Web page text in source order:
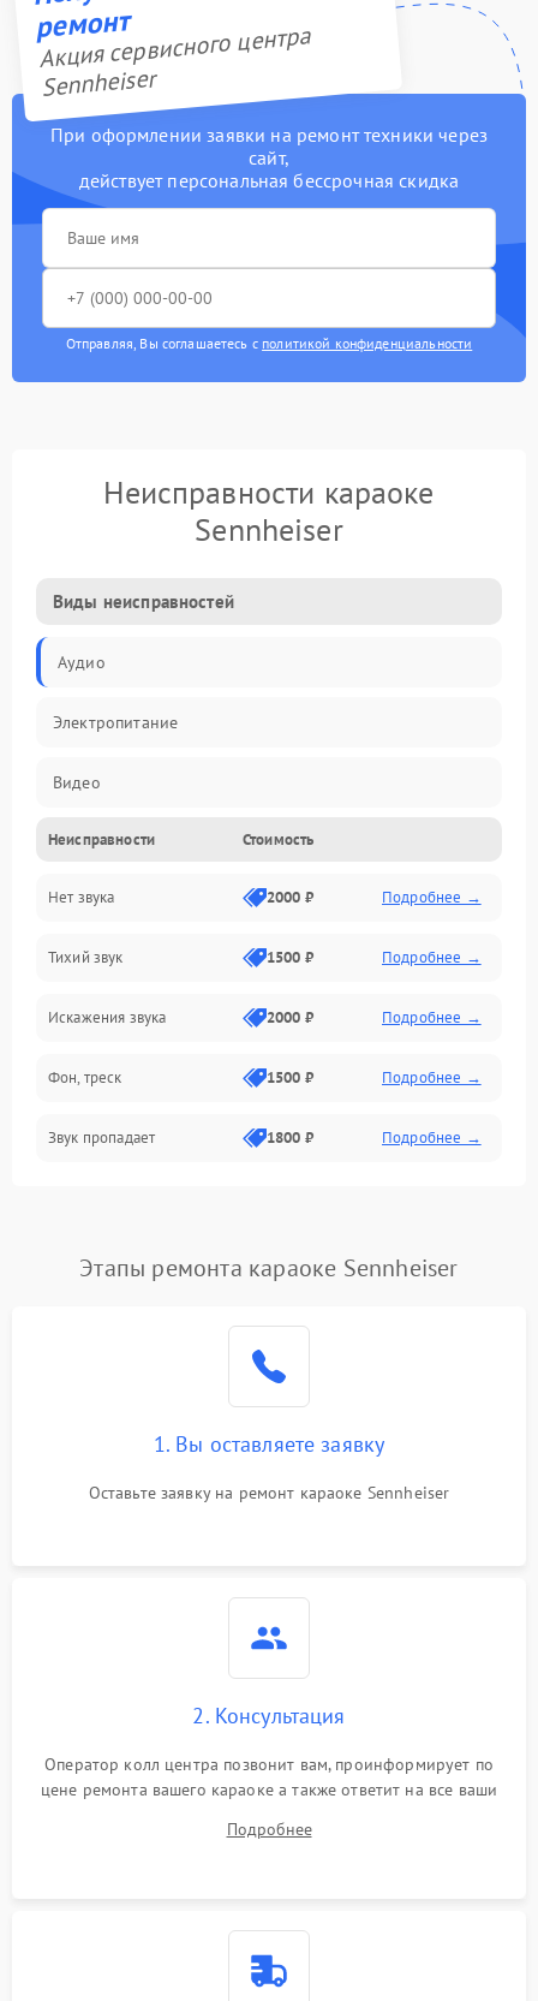
ремонт
Акция сервисного центра
Sennheiser
При оформлении заявки на ремонт техники через
сайт,
действует персональная бессрочная скидка
Отправляя, Вы соглашаетесь с политикой конфиденциальности
Неисправности караоке
Sennheiser
Виды неисправностей
Аудио
Электропитание
Видео
Электроника
Управление
ПО
Неисправности Стоимость
Нет звука 2000 ₽ Подробнее →
Тихий звук 1500 ₽ Подробнее →
Искажения звука 2000 ₽ Подробнее →
Фон, треск 1500 ₽ Подробнее →
Звук пропадает 1800 ₽ Подробнее →
Этапы ремонта караоке Sennheiser
1. Вы оставляете заявку
Оставьте заявку на ремонт караоке Sennheiser
2. Консультация
Оператор колл центра позвонит вам, проинформирует по
цене ремонта вашего караоке а также ответит на все ваши
Подробнее